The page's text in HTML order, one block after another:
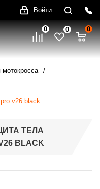
Войти
0 0 0
мотокросса
v26 black
ТЕЛА
BLACK